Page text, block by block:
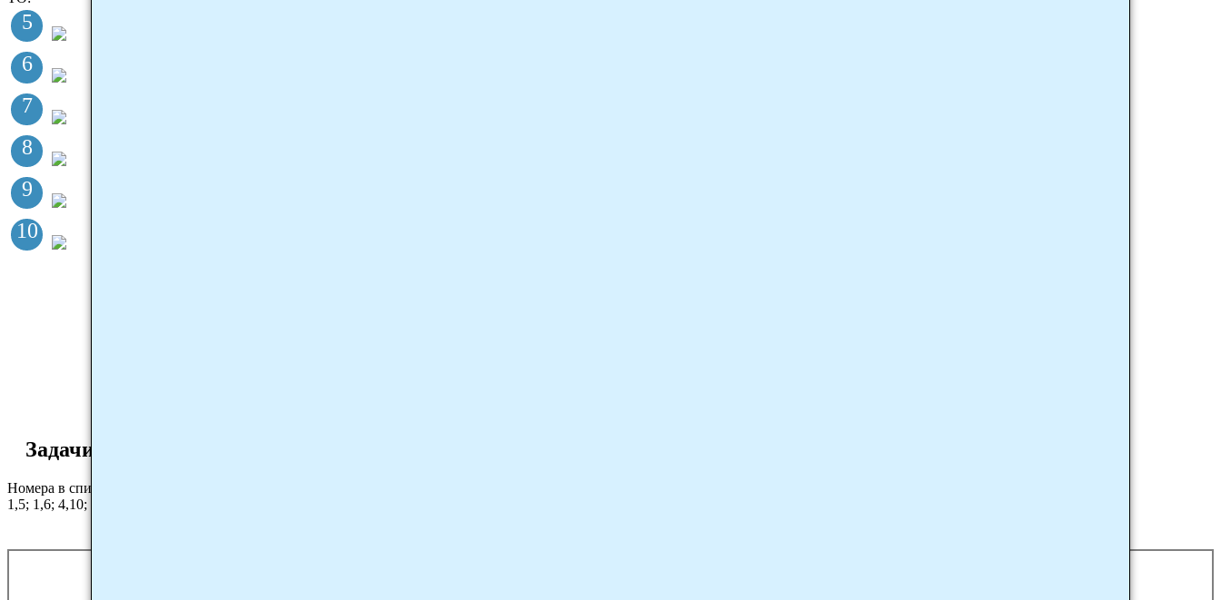
5
6
7
8
9
10
Задачи
Номера в списке:
1,5; 1,6; 4,10; 2,7; 3,8; 3,9;